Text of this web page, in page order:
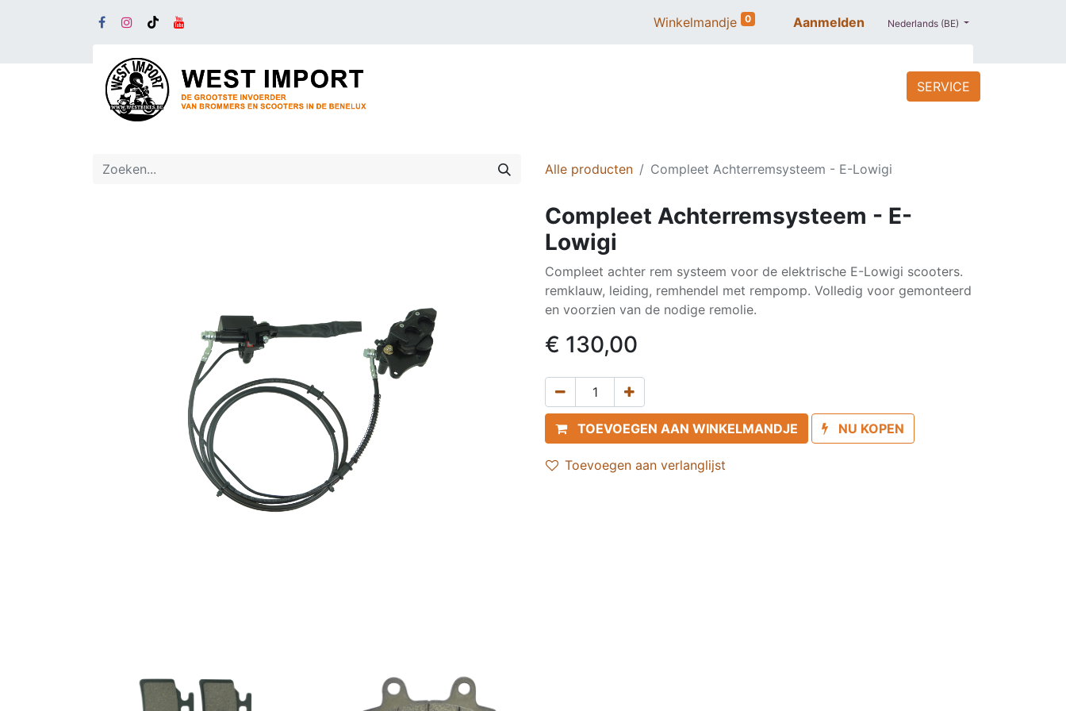
Winkelmandje 0 Aanmelden Nederlands (BE)
PROMO
SERVICE
Alle producten Compleet Achterremsysteem - E-Lowigi
Compleet Achterremsysteem - E-
Lowigi
Compleet achter rem systeem voor de elektrische E-Lowigi scooters.
remklauw, leiding, remhendel met rempomp. Volledig voor gemonteerd
en voorzien van de nodige remolie.
€ 130,00
TOEVOEGEN AAN WINKELMANDJE NU KOPEN
Toevoegen aan verlanglijst